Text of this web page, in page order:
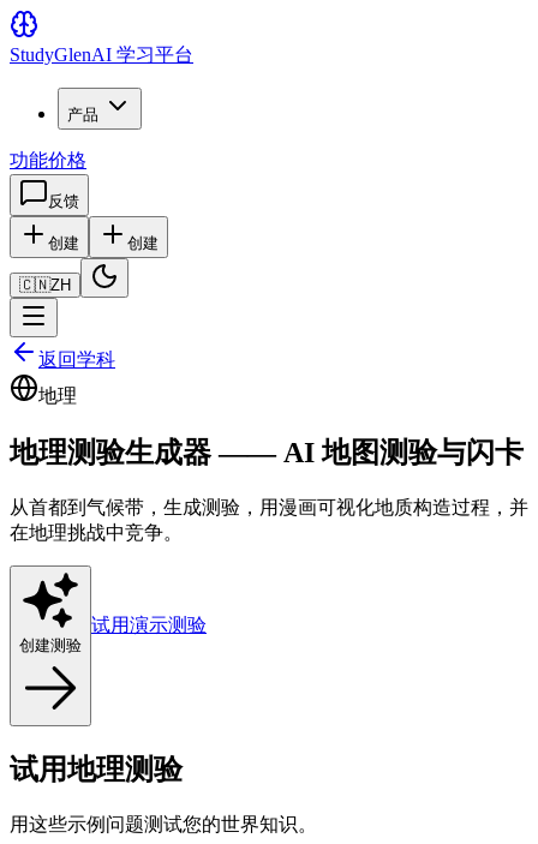
StudyGlenAI 学习平台
产品
功能价格
反馈
创建 创建
🇨🇳ZH
返回学科
地理
地理测验生成器 —— AI 地图测验与闪卡
从首都到气候带，生成测验，用漫画可视化地质构造过程，并
在地理挑战中竞争。
创建测验
试用演示测验
试用地理测验
用这些示例问题测试您的世界知识。